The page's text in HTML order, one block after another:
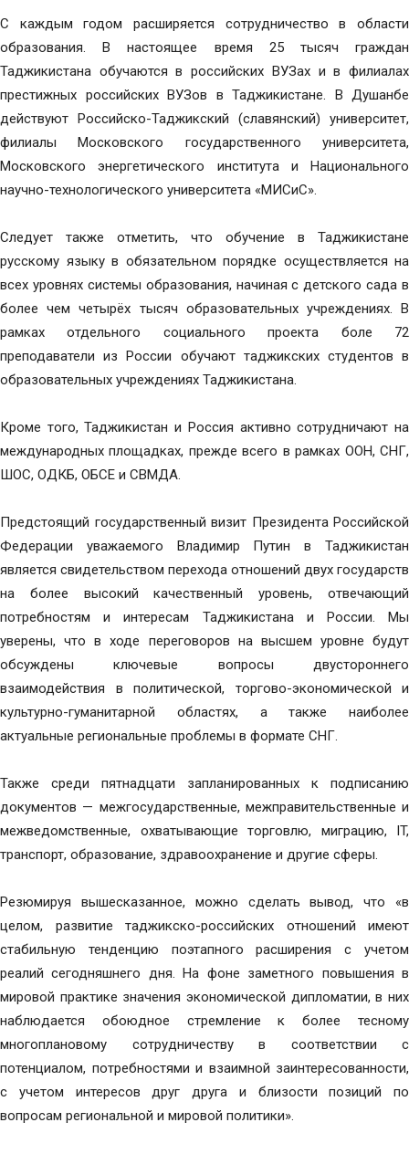
С каждым годом расширяется сотрудничество в области
образования. В настоящее время 25 тысяч граждан
Таджикистана обучаются в российских ВУЗах и в филиалах
престижных российских ВУЗов в Таджикистане. В Душанбе
действуют Российско-Таджикский (славянский) университет,
филиалы Московского государственного университета,
Московского энергетического института и Национального
научно-технологического университета «МИСиС».
Следует также отметить, что обучение в Таджикистане
русскому языку в обязательном порядке осуществляется на
всех уровнях системы образования, начиная с детского сада в
более чем четырёх тысяч образовательных учреждениях. В
рамках отдельного социального проекта боле 72
преподаватели из России обучают таджикских студентов в
образовательных учреждениях Таджикистана.
Кроме того, Таджикистан и Россия активно сотрудничают на
международных площадках, прежде всего в рамках ООН, СНГ,
ШОС, ОДКБ, ОБСЕ и СВМДА.
Предстоящий государственный визит Президента Российской
Федерации уважаемого Владимир Путин в Таджикистан
является свидетельством перехода отношений двух государств
на более высокий качественный уровень, отвечающий
потребностям и интересам Таджикистана и России. Мы
уверены, что в ходе переговоров на высшем уровне будут
обсуждены ключевые вопросы двустороннего
взаимодействия в политической, торгово-экономической и
культурно-гуманитарной областях, а также наиболее
актуальные региональные проблемы в формате СНГ.
Также среди пятнадцати запланированных к подписанию
документов — межгосударственные, межправительственные и
межведомственные, охватывающие торговлю, миграцию, IT,
транспорт, образование, здравоохранение и другие сферы.
Резюмируя вышесказанное, можно сделать вывод, что «в
целом, развитие таджикско-российских отношений имеют
стабильную тенденцию поэтапного расширения с учетом
реалий сегодняшнего дня. На фоне заметного повышения в
мировой практике значения экономической дипломатии, в них
наблюдается обоюдное стремление к более тесному
многоплановому сотрудничеству в соответствии с
потенциалом, потребностями и взаимной заинтересованности,
с учетом интересов друг друга и близости позиций по
вопросам региональной и мировой политики».